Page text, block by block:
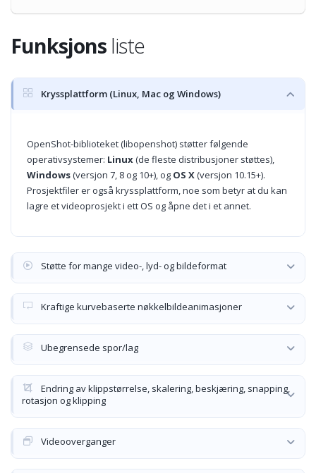
Funksjons liste
Kryssplattform (Linux, Mac og Windows)
OpenShot-biblioteket (libopenshot) støtter følgende
operativsystemer: Linux(de fleste distribusjoner støttes),
Windows(versjon 7, 8 og 10+), og OS X(versjon 10.15+).
Prosjektfiler er også kryssplattform, noe som betyr at du kan
lagre et videoprosjekt i ett OS og åpne det i et annet.
Støtte for mange video-, lyd- og bildeformat
Kraftige kurvebaserte nøkkelbildeanimasjoner
Ubegrensede spor/lag
Endring av klippstørrelse, skalering, beskjæring, snapping,
rotasjon og klipping
Videooverganger